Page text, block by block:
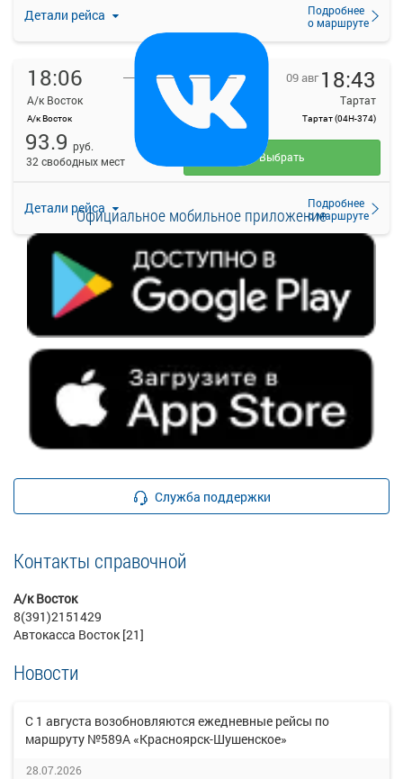
Детали рейса
Подробнее
о маршруте
18:06
А/к Восток
А/к Восток
09 авг 18:43
Тартат
Тартат (04Н-374)
Детали рейса
Подробнее
о маршруте
93.9 руб.
32 свободных мест
Выбрать
Официальное мобильное приложение
Служба поддержки
Контакты справочной
А/к Восток
8(391)2151429
Автокасса Восток [21]
Новости
С 1 августа возобновляются ежедневные рейсы по
маршруту №589А «Красноярск-Шушенское»
28.07.2026